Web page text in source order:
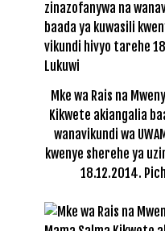
Mke wa Rais na
Kikwete akiangalia
wanavikundi wa
kwenye sherehe ya
18.12.2014.